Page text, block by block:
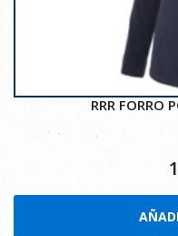
RRR FORRO